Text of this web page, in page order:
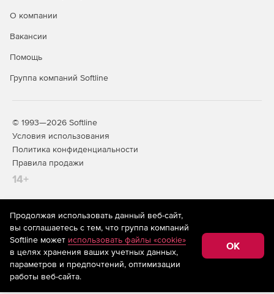
О компании
Вакансии
Помощь
Группа компаний Softline
© 1993—2026 Softline
Условия использования
Политика конфиденциальности
Правила продажи
14+
На информационном ресурсе store.softline.ru применяются
рекомендательные технологии(информационные технологии
предоставления информации на основе сбора,
систематизации и анализа сведений, относящихся к
предпочтениям пользователей сети «Интернет»,
находящихся на территории Российской Федерации)
Продолжая использовать данный веб-сайт,
вы соглашаетесь с тем, что группа компаний
Softline может использовать файлы «cookie»
в целях хранения ваших учетных данных,
параметров и предпочтений, оптимизации
работы веб-сайта.
OK